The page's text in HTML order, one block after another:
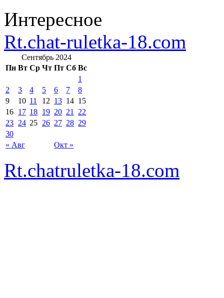
Интересное
Rt.chat-ruletka-18.com
Сентябрь 2024
Пн Вт Ср Чт Пт Сб Вс
« Авг Окт »
1
2
3 4 5 6 7
8
9
10 11 12 13 14 15
16 17 18 19 20 21
22
23 24 25 26 27 28 29
30
Rt.chatruletka-18.com